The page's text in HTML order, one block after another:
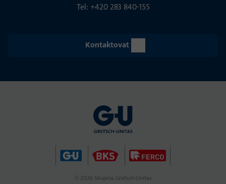
Tel: +420 283 840-155
Kontaktovat
© 2026 Skupina Gretsch-Unitas